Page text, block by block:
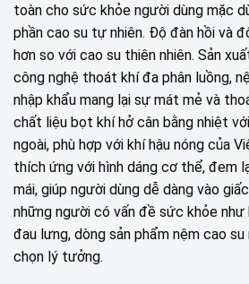
toàn cho sức khỏe người dùng mặc
phần cao su tự nhiên. Độ đàn hồi và
hơn so với cao su thiên nhiên. Sản
công nghệ thoát khí đa phân luồng,
nhập khẩu mang lại sự mát mẻ và
chất liệu bọt khí hở cân bằng nhiệt
ngoài, phù hợp với khí hậu nóng của
thích ứng với hình dáng cơ thể, đem
mái, giúp người dùng dễ dàng vào
những người có vấn đề sức khỏe như
đau lưng, dòng sản phẩm nệm cao su
chọn lý tưởng.